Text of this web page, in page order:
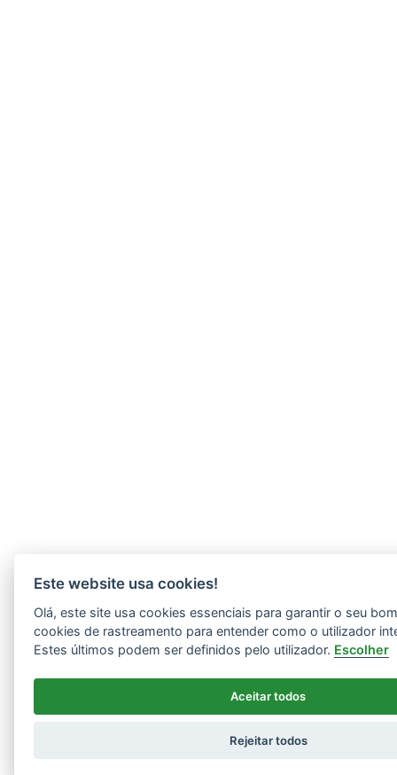
Este website usa cookies!
Olá, este site usa cookies essenciais para garantir o seu
cookies de rastreamento para entender como o utilizador
Estes últimos podem ser definidos pelo utilizador. Escolher
Aceitar todos
Rejeitar todos